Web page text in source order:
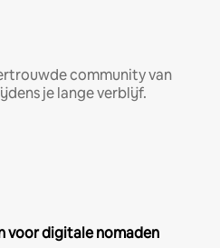
community van
je lange verblijf.
voor digitale nomaden